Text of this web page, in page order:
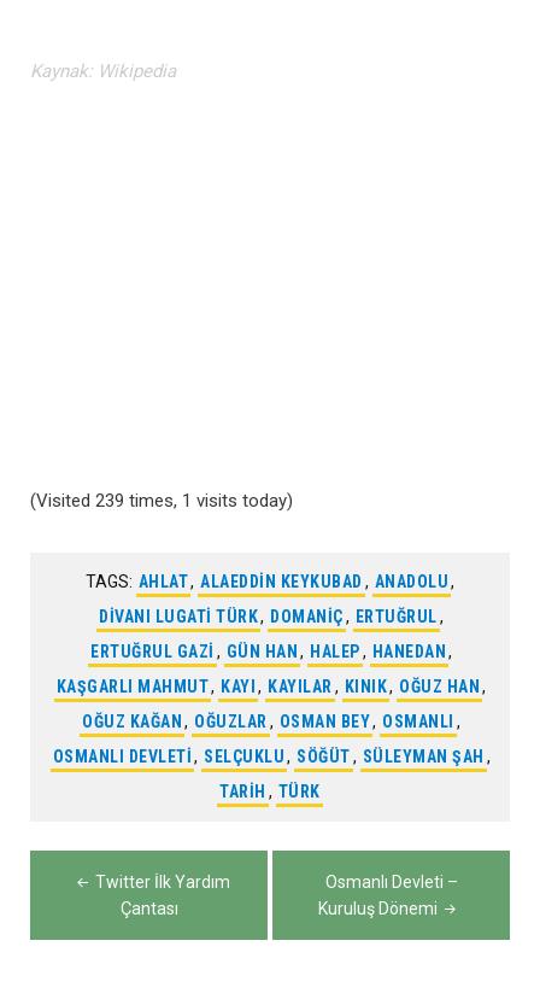
Kaynak: Wikipedia
(Visited 239 times, 1 visits today)
TAGS: AHLAT, ALAEDDIN KEYKUBAD , ANADOLU ,
DIVANI LUGATI TÜRK, DOMANIÇ, ERTUĞRUL,
ERTUĞRUL GAZI , GÜN HAN , HALEP, HANEDAN ,
KAŞGARLI MAHMUT, KAYI , KAYILAR , KINIK, OĞUZ HAN ,
OĞUZ KAĞAN , OĞUZLAR , OSMAN BEY, OSMANLI ,
OSMANLI DEVLETI, SELÇUKLU, SÖĞÜT, SÜLEYMAN ŞAH ,
TARIH , TÜRK
Yazı
gezinmesi
Twitter İlk Yardım
Çantası
Osmanlı Devleti –
Kuruluş Dönemi